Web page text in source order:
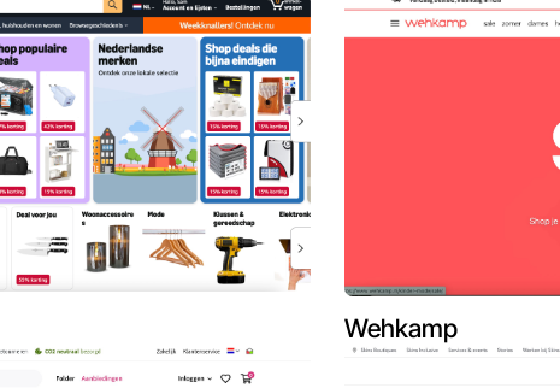
Wehkamp